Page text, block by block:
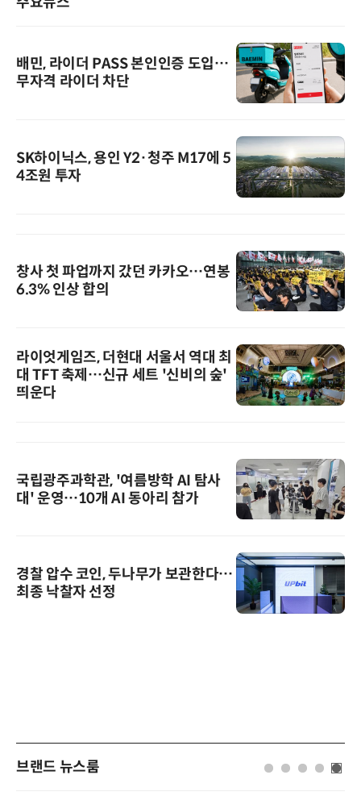
배민, 라이더 PASS 본인인증 도입…
무자격 라이더 차단
SK하이닉스, 용인 Y2·청주 M17에 5
4조원 투자
창사 첫 파업까지 갔던 카카오…연봉
6.3% 인상 합의
라이엇게임즈, 더현대 서울서 역대 최
대 TFT 축제…신규 세트 '신비의 숲'
띄운다
국립광주과학관, '여름방학 AI 탐사
대' 운영…10개 AI 동아리 참가
경찰 압수 코인, 두나무가 보관한다…
최종 낙찰자 선정
브랜드 뉴스룸